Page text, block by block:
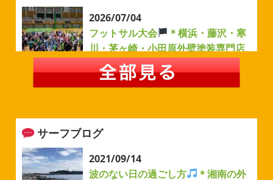
2026/07/04
フットサル大会
＊横浜・藤沢・寒
川・茅ヶ崎・小田原外壁塗装専門店
＊
みなさんこんにちは(#^.^#)
例年より過ごしやすい気温が
続いていますがいかがお過ごしでしょうか？ 先日は毎年恒
運動する機会が少ないのでいい運動になりました
...
2026/05/31
ベルマーレ
川・茅ヶ崎・小田原外壁塗装専門店
サーフブログ
2021/09/14
波のない日の過ごし方
＊湘南の外